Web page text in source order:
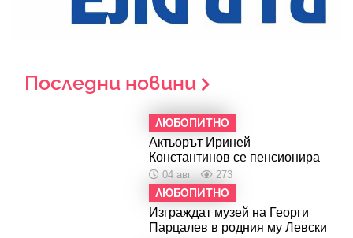
Последни новини
ЛЮБОПИТНО
Актьорът Ириней
Константинов се пенсионира
04 авг 273
ЛЮБОПИТНО
Изграждат музей на Георги
Парцалев в родния му Левски